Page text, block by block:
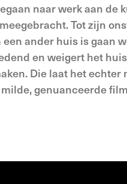
naar werk aan de
Tot zijn
ander huis is gaan
en weigert het
Die laat het echter
genuanceerde